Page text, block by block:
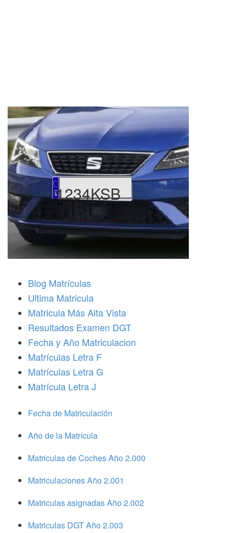
1234KSB
Blog Matrículas
Ultima Matricula
Matricula Más Alta Vista
Resultados Examen DGT
Fecha y Año Matriculacion
Matrículas Letra F
Matrículas Letra G
Matrícula Letra J
Fecha de Matriculación
Año de la Matrícula
Matriculas de Coches Año 2.000
Matriculaciones Año 2.001
Matriculas asignadas Año 2.002
Matriculas DGT Año 2.003